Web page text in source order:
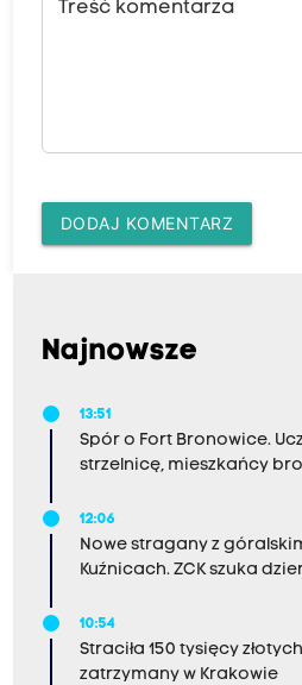
Treść komentarza
DODAJ KOMENTARZ
Najnowsze
13:51
Spór o Fort Bronowice.
strzelnicę, mieszkańcy
12:06
Nowe stragany z
Kuźnicach. ZCK szuka
10:54
Straciła 150 tysięcy
zatrzymany w Krakowie